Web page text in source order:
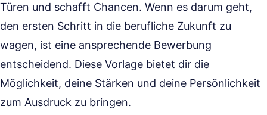
Türen und schafft Chancen. Wenn es darum geht,
den ersten Schritt in die berufliche Zukunft zu
wagen, ist eine ansprechende Bewerbung
entscheidend. Diese Vorlage bietet dir die
Möglichkeit, deine Stärken und deine Persönlichkeit
zum Ausdruck zu bringen.